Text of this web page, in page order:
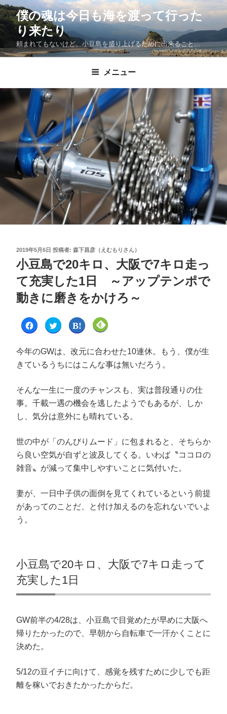
僕の魂は今日も海を渡って行った
り来たり
頼まれてもないけど、小豆島を盛り上げるために出来ること…
メニュー
2019年5月6日 投稿者: 森下昌彦（えむもりさん）
小豆島で20キロ、大阪で7キロ走っ
て充実した1日 ～アップテンポで
動きに磨きをかけろ～
F
a
b
o
k
す
る
に
は
ク
リ
し
て
く
だ
い
い
ウ
ィ
ン
)
ク
リ
し
て
T
w
e
r
で
共
有
(
い
ウ
ィ
ン
ウ
き
ま
す
)
ク
リ
し
て
は
て
ク
マ
ー
ク
で
共
新
し
い
ウ
ィ
ン
開
き
す
ク
リ
し
て
F
e
y
購
読
(
新
ウ
ィ
ン
ド
ウ
で
ま
す
)
今年のGWは、改元に合わせた10連休。もう、僕が生
きているうちにはこんな事は無いだろう。
そんな一生に一度のチャンスも、実は普段通りの仕
事。千載一遇の機会を逃したようでもあるが、しか
し、気分は意外にも晴れている。
世の中が「のんびりムード」に包まれると、そちらか
ら良い空気が自ずと波及してくる。いわば〝ココロの
雑音〟が減って集中しやすいことに気付いた。
妻が、一日中子供の面倒を見てくれているという前提
があってのことだ、と付け加えるのを忘れないでいよ
う。
小豆島で20キロ、大阪で7キロ走って
充実した1日
GW前半の4/28は、小豆島で目覚めたが早めに大阪へ
帰りたかったので、早朝から自転車で一汗かくことに
決めた。
5/12の豆イチに向けて、感覚を残すために少しでも距
離を稼いでおきたかったからだ。